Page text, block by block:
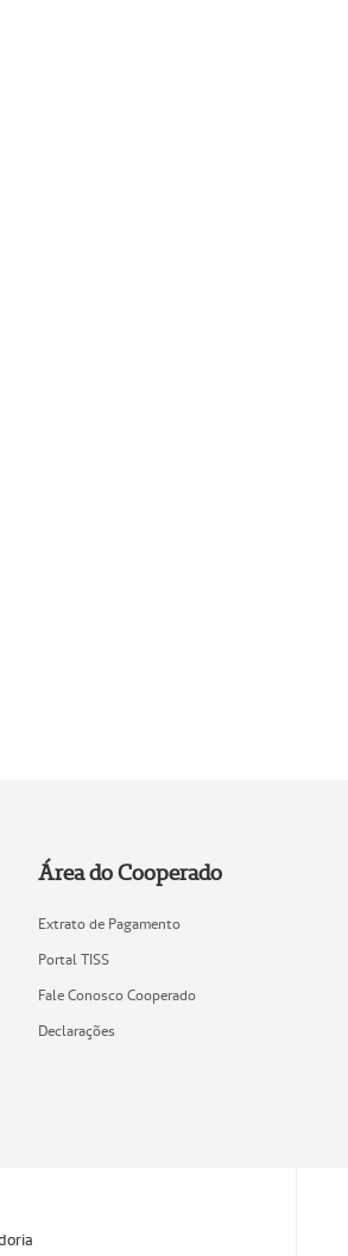
Área do Cooperado
Extrato de Pagamento
Portal TISS
Fale Conosco Cooperado
Declarações